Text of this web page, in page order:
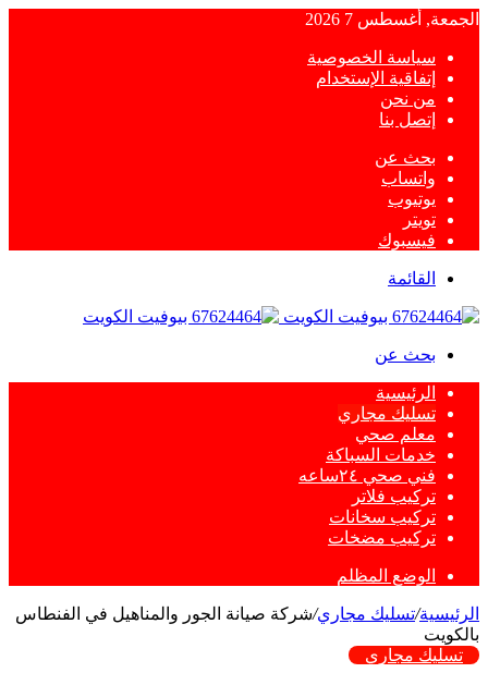
الجمعة, أغسطس 7 2026
سياسة الخصوصية
إتفاقية الإستخدام
من نحن
إتصل بنا
بحث عن
واتساب
يوتيوب
تويتر
فيسبوك
القائمة
بحث عن
الرئيسية
تسليك مجاري
معلم صحي
خدمات السباكة
فني صحي ٢٤ساعه
تركيب فلاتر
تركيب سخانات
تركيب مضخات
الوضع المظلم
الرئيسية/تسليك مجاري/شركة صيانة الجور والمناهيل في الفنطاس
بالكويت
تسليك مجاري